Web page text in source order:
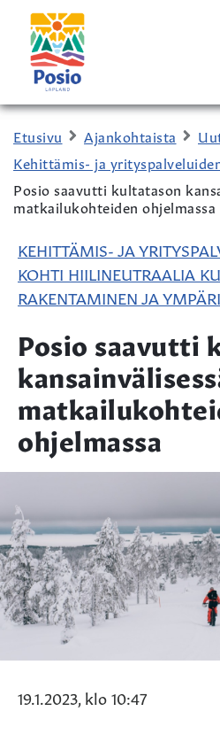
Siirry sisältöön
Kaupungin
logo
Etusivu Ajankohtaista
Kehittämis- ja
Posio saavutti kultatason
matkailukohteiden ohjelmassa
KEHITTÄMIS- JA
KOHTI HIILINEUTRAALIA
RAKENTAMINEN JA
Posio saavutti
ohjelmassa
19.1.2023, klo 10:47